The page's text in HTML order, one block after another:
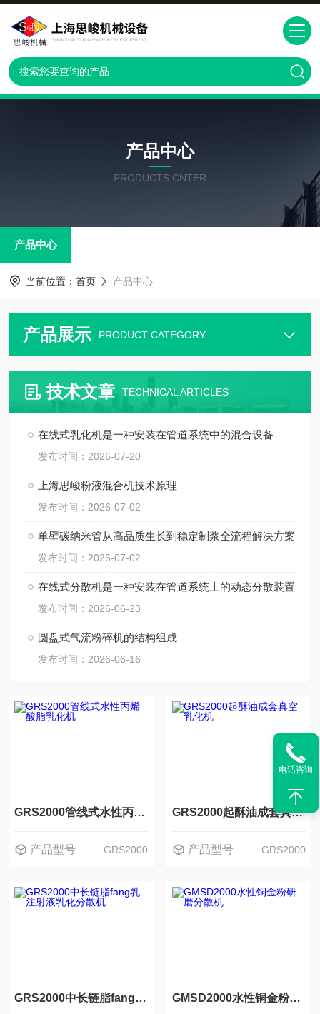
产品中心
PRODUCTS CNTER
产品中心
当前位置： 首页 产品中心
产品展示 PRODUCT CATEGORY
技术文章 TECHNICAL ARTICLES
在线式乳化机是一种安装在管道系统中的混合设备
发布时间：2026-07-20
上海思峻粉液混合机技术原理
发布时间：2026-07-02
单壁碳纳米管从高品质生长到稳定制浆全流程解决方案
发布时间：2026-07-02
在线式分散机是一种安装在管道系统上的动态分散装置
发布时间：2026-06-23
圆盘式气流粉碎机的结构组成
发布时间：2026-06-16
GRS2000管线式水性丙烯酸脂乳化机
产品型号 GRS2000
GRS2000起酥油成套真空乳化机
产品型号 GRS2000
GRS2000中长链脂fang乳注射液乳化分散机 GMSD2000水性铜金粉研磨分散机
电话咨询